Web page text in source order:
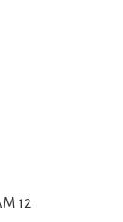
12